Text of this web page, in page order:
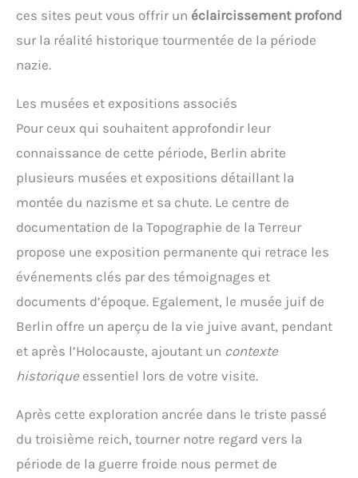
ces sites peut vous offrir un éclaircissement profond
sur la réalité historique tourmentée de la période
nazie.
Les musées et expositions associés
Pour ceux qui souhaitent approfondir leur
connaissance de cette période, Berlin abrite
plusieurs musées et expositions détaillant la
montée du nazisme et sa chute. Le centre de
documentation de la Topographie de la Terreur
propose une exposition permanente qui retrace les
événements clés par des témoignages et
documents d’époque. Egalement, le musée juif de
Berlin offre un aperçu de la vie juive avant, pendant
et après l’Holocauste, ajoutant un contexte
historique essentiel lors de votre visite.
Après cette exploration ancrée dans le triste passé
du troisième reich, tourner notre regard vers la
période de la guerre froide nous permet de